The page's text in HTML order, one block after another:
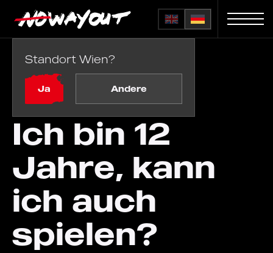
Standort Wien?
Ja Andere
Ich bin 12 Jahre, kann ich auch spielen?
Ich bin 12
Jahre, kann
ich auch
spielen?